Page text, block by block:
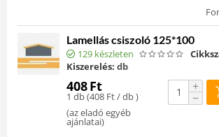
Lamellás csiszoló 125*100
129 készleten
Kiszerelés: db
408Ft
1 db (408 Ft/ db )
(az eladó egyéb
ajánlatai)
+
−